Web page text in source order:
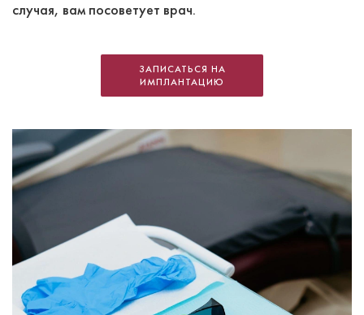
случая, вам посоветует врач.
ЗАПИСАТЬСЯ НА
ИМПЛАНТАЦИЮ